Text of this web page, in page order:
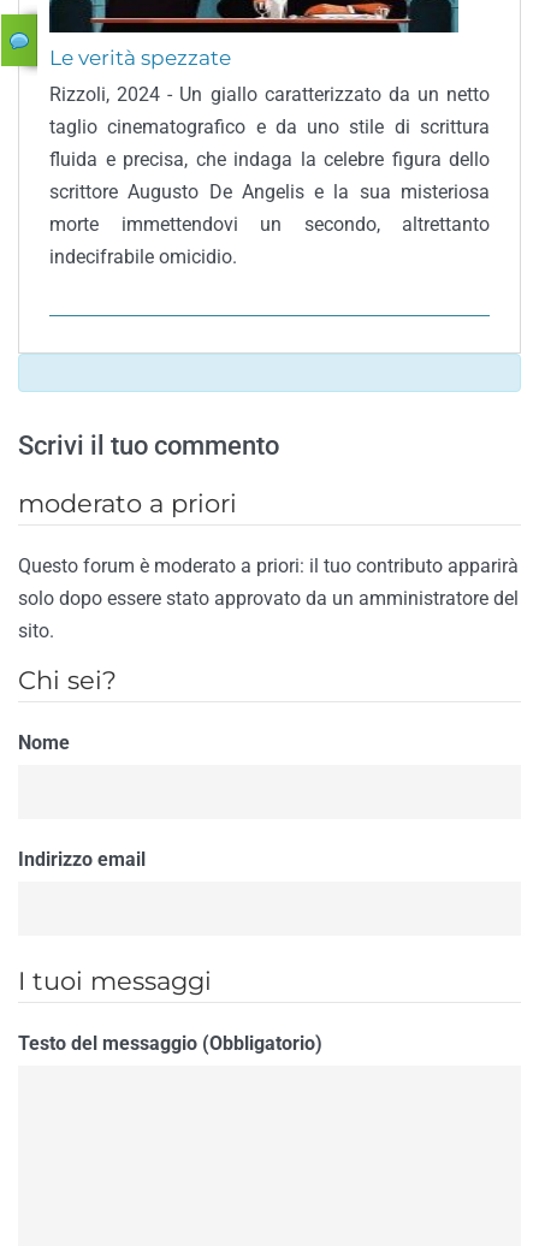
Le verità spezzate
Rizzoli, 2024 - Un giallo caratterizzato da un netto
taglio cinematografico e da uno stile di scrittura
fluida e precisa, che indaga la celebre figura dello
scrittore Augusto De Angelis e la sua misteriosa
morte immettendovi un secondo, altrettanto
indecifrabile omicidio.
Scrivi il tuo commento
moderato a priori
Questo forum è moderato a priori: il tuo contributo apparirà
solo dopo essere stato approvato da un amministratore del
sito.
Chi sei?
Nome
Indirizzo email
I tuoi messaggi
Testo del messaggio (Obbligatorio)